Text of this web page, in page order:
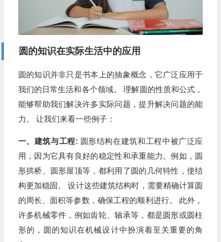
圆的知识在实际生活中的应用
圆的知识并非只是书本上的抽象概念，它广泛应用于
我们的日常生活和各个领域。 理解圆的性质和公式，
能够帮助我们解决许多实际问题，提升解决问题的能
力。 让我们来看一些例子：
一、建筑与工程: 圆形结构在建筑和工程中被广泛应
用，因为它具有良好的稳定性和承重能力。例如，圆
形拱桥、圆形屋顶等，都利用了圆的几何特性，使结
构更加稳固。 设计这些建筑结构时，需要精确计算圆
的周长、面积等参数，确保工程的顺利进行。 此外，
许多机械零件，例如齿轮、轴承等，都是圆形或圆柱
形的，圆的知识在机械设计中扮演着至关重要的角